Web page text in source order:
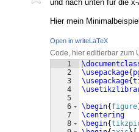
und nach unten für die
Hier mein Minimalbeispiel
Open in writeLaTeX
Code, hier editierbar zum
1
2
3
4
5
6
7
8
\usepackage{
\usepackage{
\begin{ figure
\centering
\begin{